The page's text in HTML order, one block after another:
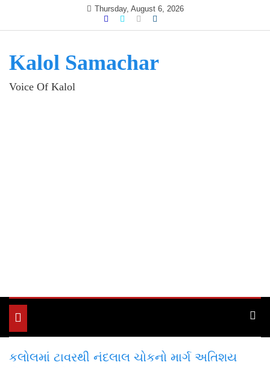
Thursday, August 6, 2026
Kalol Samachar
Voice Of Kalol
Toggle
navigation
કલોલમાં ટાવરથી નંદલાલ ચોકનો માર્ગ અતિશય